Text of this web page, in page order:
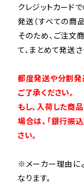
クレジットカード
発送（すべての商
そのため、ご注
て、まとめて発送
都度発送や分割発
ご了承ください。
もし、入荷した商
場合は、「銀行振
さい。
※メーカー理由に
なります。